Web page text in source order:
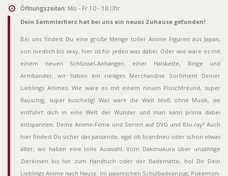
Öffnungszeiten: Mo - Fr 10 - 18 Uhr
Dein Sammlerherz hat bei uns ein neues Zuhause gefunden!
Bei uns findest Du eine große Menge toller Anime Figuren aus Japan,
von niedlich bis sexy, hier ist für jeden was dabei. Oder wie wäre es mit
einem neuen Schlüssel-Anhänger, einer Halskette, Ringe und
Armbänder, wir haben ein riesiges Merchandise Sortiment Deiner
Lieblings Animes. Wie wäre es mit einem neuen Plüschfreund, super
flauschig, super kuschelig! Was wäre die Welt bloß ohne Musik, sie
entführt dich in eine Welt der Wunder und man kann prima dabei
entspannen. Deine Anime-Filme und Serien auf DVD und Blu-ray? Auch
hier findest Du sicher das passende, egal ob brandneu oder schon etwas
älter, wir haben eine tolle Auswahl. Vom Dakimakura über unzählige
Zierkissen bis hin zum Handtuch oder der Badematte, hol Dir Dein
Lieblings Anime nach Hause. Im japanischen Schulbadeanzug, Pokemon-